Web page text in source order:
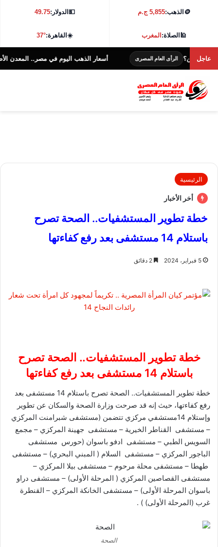
🪙 الذهب:5,855 ج.م 💵الدولار:49.75
🕌الصلاة:المغرب ☀️القاهرة:37°
عاجلالرأى العام المصرى أسعار الذهب اليوم في مصر.. المعدن الأصفر يرتفع 5
الرئيسية
أخر الأخبار
خطة تطوير المستشفيات.. الصحة تصرح
باستلام 14 مستشفى بعد رفع كفاءتها
5 فبراير، 2024
خطة تطوير المستشفيات.. الصحة تصرح
باستلام 14 مستشفى بعد رفع كفاءتها
خطة تطوير المستشفيات.. الصحة تصرح باستلام 14 مستشفى بعد
رفع كفاءتها، حيث إنه قد صرحت وزارة الصحة والسكان عن تطوير
وإستلام 14مستشفي مركزي تتضمن (مستشفى شبرامنت المركزي
– مستشفى القناطر الخيرية – مستشفى جهينة المركزي – مجمع
السويس الطبي – مستشفى ادفو باسوان (حورس مستشفى
الباجور المركزي – مستشفى السلام ( المبني البحري) – مستشفى
طهطا – مستشفى محلة مرحوم – مستشفى بيلا المركزي –
مستشفى القصاصين المركزي ( المرحلة الأولى) – مستشفى دراو
باسوان المرحلة الأولى) – مستشفى الخانكة المركزي – القنطرة
غرب (المرحلة الأولى) ) .
الصحة